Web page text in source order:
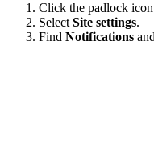
Click the padlock icon
Select Site settings.
Find Notifications